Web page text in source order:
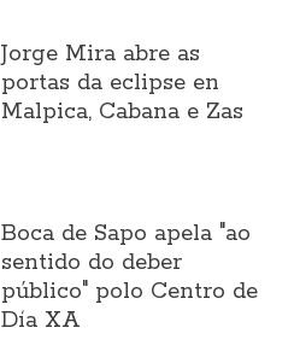
Jorge Mira abre as
portas da eclipse en
Malpica, Cabana e Zas
Boca de Sapo apela "ao
sentido do deber
público" polo Centro de
Día XA